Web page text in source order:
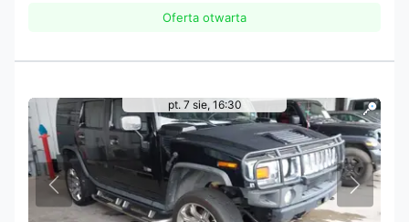
Oferta otwarta
pt. 7 sie, 16:30